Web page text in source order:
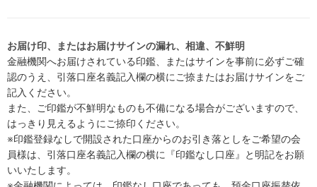
お届け印、またはお届けサインの漏れ、相違、不鮮明
金融機関へお届けされている印鑑、またはサインを事前に必ずご確
認のうえ、引落口座名義記入欄の横にご捺またはお届けサインをご
記入ください。
また、ご印鑑が不鮮明なものも不備になる場合がございますので、
はっきり見えるようにご捺印ください。
※印鑑登録なしで開設された口座からのお引き落としをご希望の会
員様は、引落口座名義記入欄の横に『印鑑なし口座』と明記をお願
いいたします。